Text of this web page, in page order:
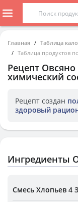
Главная
Таблица
Таблица продуктов
Рецепт Овсяно
химический
Рецепт создан
здоровый
Ингредиенты
Смесь Хлопьев 4